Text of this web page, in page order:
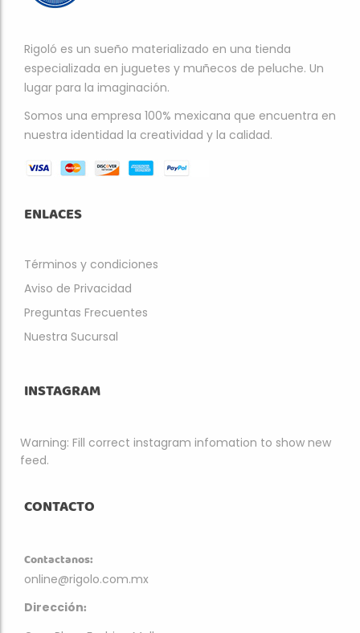
Rigoló es un sueño materializado en una tienda
especializada en juguetes y muñecos de peluche. Un
lugar para la imaginación.
Somos una empresa 100% mexicana que encuentra en
nuestra identidad la creatividad y la calidad.
ENLACES
Términos y condiciones
Aviso de Privacidad
Preguntas Frecuentes
Nuestra Sucursal
INSTAGRAM
Warning: Fill correct instagram infomation to show new
feed.
CONTACTO
Contactanos:
online@rigolo.com.mx
Dirección: